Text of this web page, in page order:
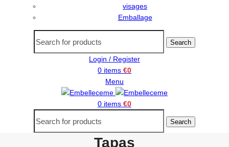
visages
Emballage
Search
Login / Register
0 items €0
Menu
0 items €0
Search
Tapas